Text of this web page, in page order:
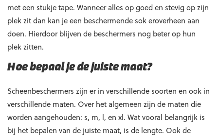
met een stukje tape. Wanneer alles op goed en stevig op zijn
plek zit dan kan je een beschermende sok eroverheen aan
doen. Hierdoor blijven de beschermers nog beter op hun
plek zitten.
Hoe bepaal je de juiste maat?
Scheenbeschermers zijn er in verschillende soorten en ook in
verschillende maten. Over het algemeen zijn de maten die
worden aangehouden: s, m, l, en xl. Wat vooral belangrijk is
bij het bepalen van de juiste maat, is de lengte. Ook de